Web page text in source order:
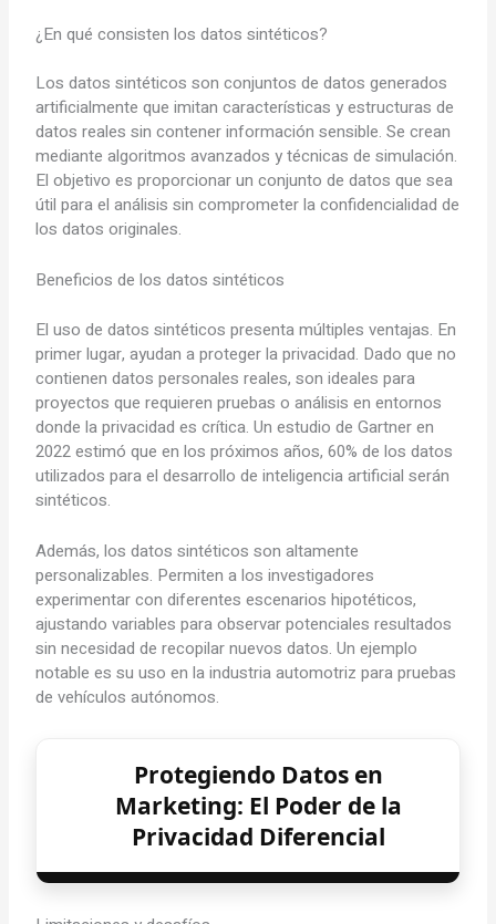
¿En qué consisten los datos sintéticos?
Los datos sintéticos son conjuntos de datos generados
artificialmente que imitan características y estructuras de
datos reales sin contener información sensible. Se crean
mediante algoritmos avanzados y técnicas de simulación.
El objetivo es proporcionar un conjunto de datos que sea
útil para el análisis sin comprometer la confidencialidad de
los datos originales.
Beneficios de los datos sintéticos
El uso de datos sintéticos presenta múltiples ventajas. En
primer lugar, ayudan a proteger la privacidad. Dado que no
contienen datos personales reales, son ideales para
proyectos que requieren pruebas o análisis en entornos
donde la privacidad es crítica. Un estudio de Gartner en
2022 estimó que en los próximos años, 60% de los datos
utilizados para el desarrollo de inteligencia artificial serán
sintéticos.
Además, los datos sintéticos son altamente
personalizables. Permiten a los investigadores
experimentar con diferentes escenarios hipotéticos,
ajustando variables para observar potenciales resultados
sin necesidad de recopilar nuevos datos. Un ejemplo
notable es su uso en la industria automotriz para pruebas
de vehículos autónomos.
Protegiendo Datos en
Marketing: El Poder de la
Privacidad Diferencial